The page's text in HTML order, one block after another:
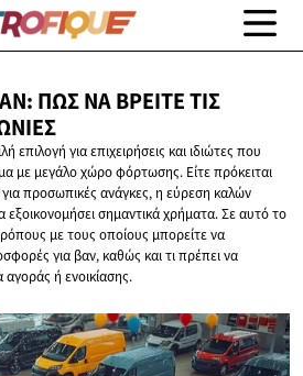
ΠΏΣ ΝΑ ΒΡΕΊΤΕ ΤΙΣ
επιλογή για επιχειρήσεις και ιδιώτες που
με μεγάλο χώρο φόρτωσης. Είτε πρόκειται
για προσωπικές ανάγκες, η εύρεση καλών
σημαντικά χρήματα. Σε αυτό το
με τους οποίους μπορείτε να
για βαν, καθώς και τι πρέπει να
αγοράς ή ενοικίασης.